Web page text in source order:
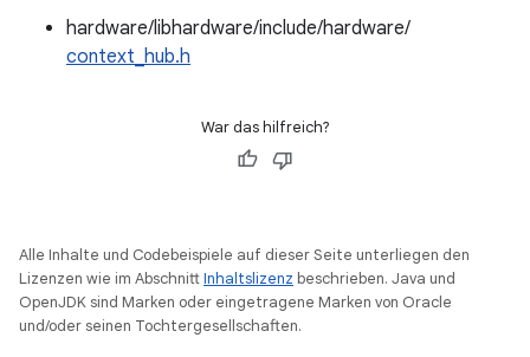
hardware/libhardware/include/hardware/
context_hub.h
War das hilfreich?
Alle Inhalte und Codebeispiele auf dieser Seite unterliegen den
Lizenzen wie im AbschnittInhaltslizenz beschrieben. Java und
OpenJDK sind Marken oder eingetragene Marken von Oracle
und/oder seinen Tochtergesellschaften.